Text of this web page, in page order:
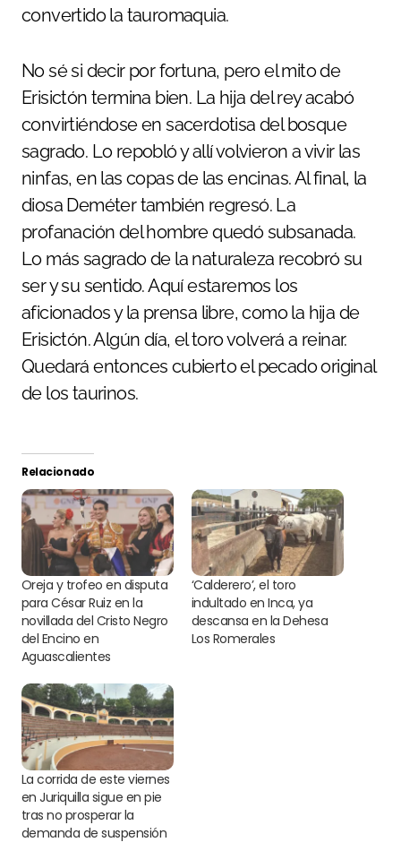
convertido la tauromaquia.
No sé si decir por fortuna, pero el mito de
Erisictón termina bien. La hija del rey acabó
convirtiéndose en sacerdotisa del bosque
sagrado. Lo repobló y allí volvieron a vivir las
ninfas, en las copas de las encinas. Al final, la
diosa Deméter también regresó. La
profanación del hombre quedó subsanada.
Lo más sagrado de la naturaleza recobró su
ser y su sentido. Aquí estaremos los
aficionados y la prensa libre, como la hija de
Erisictón. Algún día, el toro volverá a reinar.
Quedará entonces cubierto el pecado original
de los taurinos.
Relacionado
Oreja y trofeo en disputa
para César Ruiz en la
novillada del Cristo Negro
del Encino en
Aguascalientes
‘Calderero’, el toro
indultado en Inca, ya
descansa en la Dehesa
Los Romerales
La corrida de este viernes
en Juriquilla sigue en pie
tras no prosperar la
demanda de suspensión